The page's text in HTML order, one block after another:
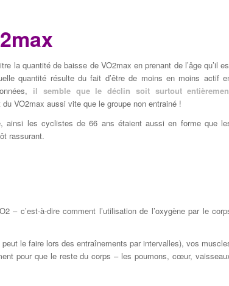
la quantité de baisse de VO2max en prenant de l’âge qu’il
quantité résulte du fait d’être de moins en moins actif
il semble que le déclin soit surtout
VO2max aussi vite que le groupe non entrainé !
ainsi les cyclistes de 66 ans étaient aussi en forme que
rassurant.
– c’est-à-dire comment l’utilisation de l’oxygène par le
le faire lors des entraînements par intervalles), vos
pour que le reste du corps – les poumons, cœur,